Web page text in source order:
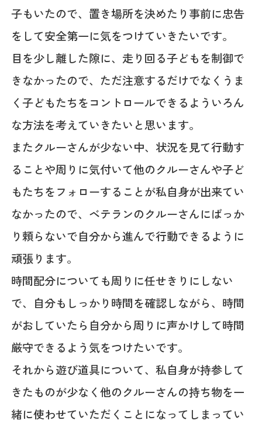
子もいたので、置き場所を決めたり事前に忠告
をして安全第一に気をつけていきたいです。
目を少し離した隙に、走り回る子どもを制御で
きなかったので、ただ注意するだけでなくうま
く子どもたちをコントロールできるよういろん
な方法を考えていきたいと思います。
またクルーさんが少ない中、状況を見て行動す
ることや周りに気付いて他のクルーさんや子ど
もたちをフォローすることが私自身が出来てい
なかったので、ベテランのクルーさんにばっか
り頼らないで自分から進んで行動できるように
頑張ります。
時間配分についても周りに任せきりにしない
で、自分もしっかり時間を確認しながら、時間
がおしていたら自分から周りに声かけして時間
厳守できるよう気をつけたいです。
それから遊び道具について、私自身が持参して
きたものが少なく他のクルーさんの持ち物を一
緒に使わせていただくことになってしまってい